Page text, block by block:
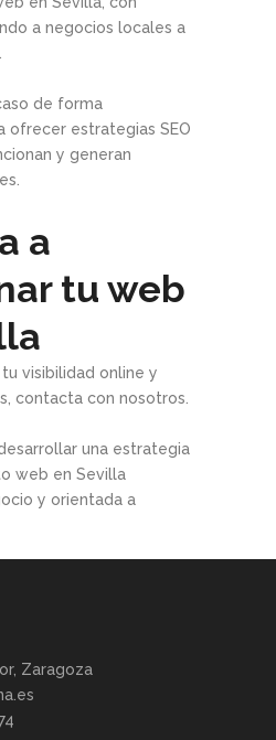
a negocios locales a
de forma
ofrecer estrategias SEO
y generan
a
tu web
visibilidad online y
contacta con nosotros.
una estrategia
web en Sevilla
y orientada a
Zaragoza